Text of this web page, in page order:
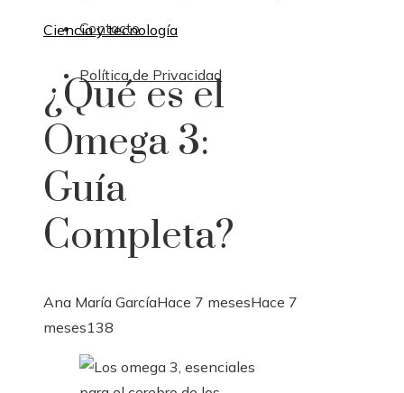
Contacto
Política de Privacidad
Ciencia y tecnología
¿Qué es el
Omega 3:
Guía
Completa?
Ana María GarcíaHace 7 mesesHace 7
meses138